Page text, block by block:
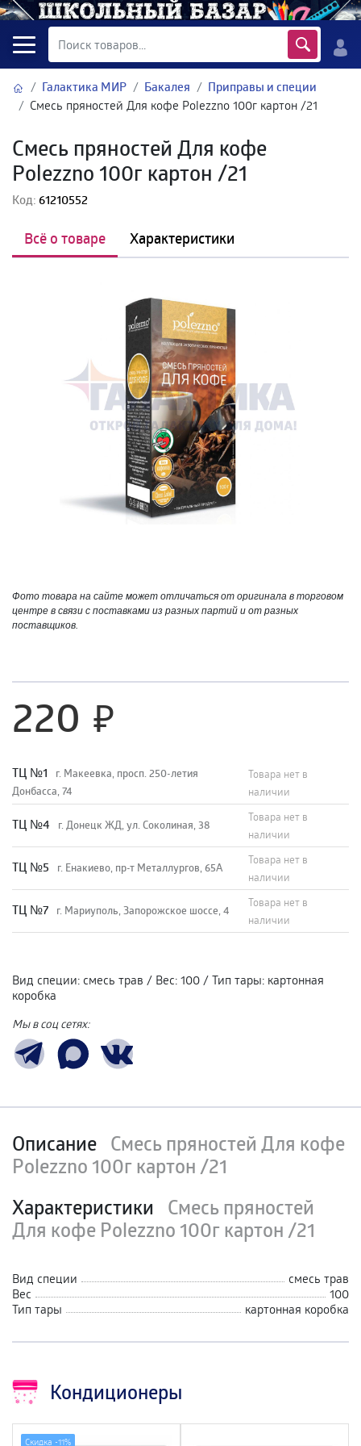
Галактика МИР Бакалея Приправы и специи
Смесь пряностей Для кофе Polezzno 100г картон /21
Смесь пряностей Для кофе
Polezzno 100г картон /21
Код: 61210552
Всё о товаре Характеристики
Фото товара на сайте может отличаться от оригинала в торговом
центре в связи с поставками из разных партий и от разных
поставщиков.
220
TЦ №1
г. Макеевка, просп. 250-летия
Донбасса, 74
Товара нет в
наличии
TЦ №4 г. Донецк ЖД, ул. Соколиная, 38
Товара нет в
наличии
TЦ №5 г. Енакиево, пр-т Металлургов, 65А
Товара нет в
наличии
ТЦ №7 г. Мариуполь, Запорожское шоссе, 4
Товара нет в
наличии
Вид специи: смесь трав / Вес: 100 / Тип тары: картонная
коробка
Мы в соц сетях:
Описание Смесь пряностей Для кофе
Polezzno 100г картон /21
Характеристики
Смесь пряностей
Для кофе Polezzno 100г картон /21
Вид специи
смесь трав
Вес
100
Тип тары
картонная коробка
Кондиционеры
Скидка -11%